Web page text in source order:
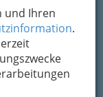
und Ihren
.
1